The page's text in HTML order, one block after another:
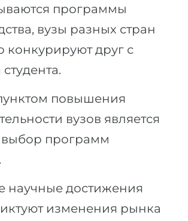
программы
вузы разных стран
конкурируют друг с
повышения
вузов является
программ
научные достижения
изменения рынка